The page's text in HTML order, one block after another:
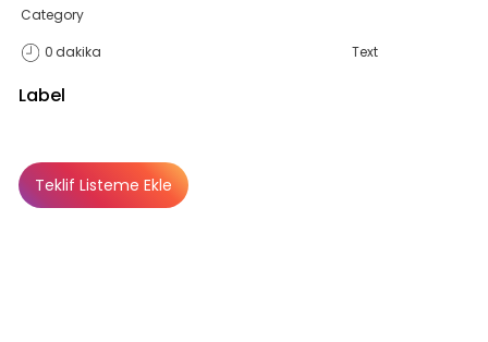
Basic
Basic
Premium
Abonelik Dışı
Category
0 dakika Text
Label
Teklif Listeme Ekle